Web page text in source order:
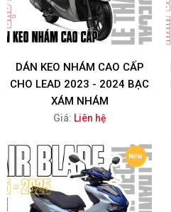
DÁN KEO NHÁM CAO CẤP
CHO LEAD 2023 - 2024 BẠC
XÁM NHÁM
Giá: Liên hệ